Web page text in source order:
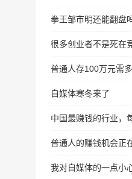
拳王邹市明还能翻盘
很多创业者不是死在
普通人存100万元需
自媒体寒冬来了
中国最赚钱的行业，
普通人的赚钱机会正
我对自媒体的一点小